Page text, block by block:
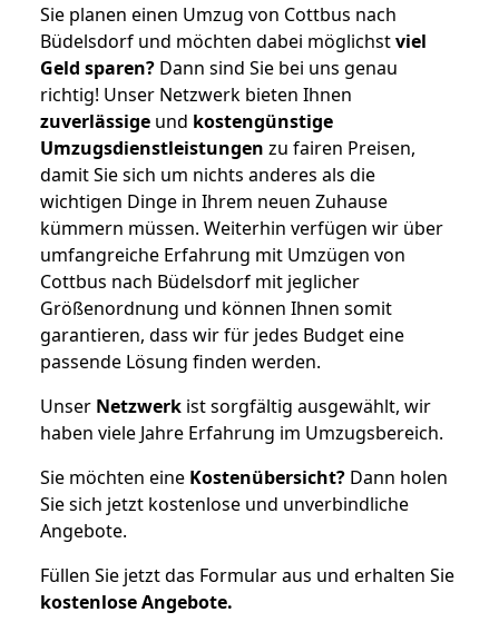
Sie planen einen Umzug von Cottbus nach
Büdelsdorf und möchten dabei möglichstviel
Geld sparen? Dann sind Sie bei uns genau
richtig! Unser Netzwerk bieten Ihnen
zuverlässige und kostengünstige
Umzugsdienstleistungen zu fairen Preisen,
damit Sie sich um nichts anderes als die
wichtigen Dinge in Ihrem neuen Zuhause
kümmern müssen. Weiterhin verfügen wir über
umfangreiche Erfahrung mit Umzügen von
Cottbus nach Büdelsdorf mit jeglicher
Größenordnung und können Ihnen somit
garantieren, dass wir für jedes Budget eine
passende Lösung finden werden.
Unser Netzwerk ist sorgfältig ausgewählt, wir
haben viele Jahre Erfahrung im Umzugsbereich.
Sie möchten eine Kostenübersicht? Dann holen
Sie sich jetzt kostenlose und unverbindliche
Angebote.
Füllen Sie jetzt das Formular aus und erhalten Sie
kostenloseAngebote.